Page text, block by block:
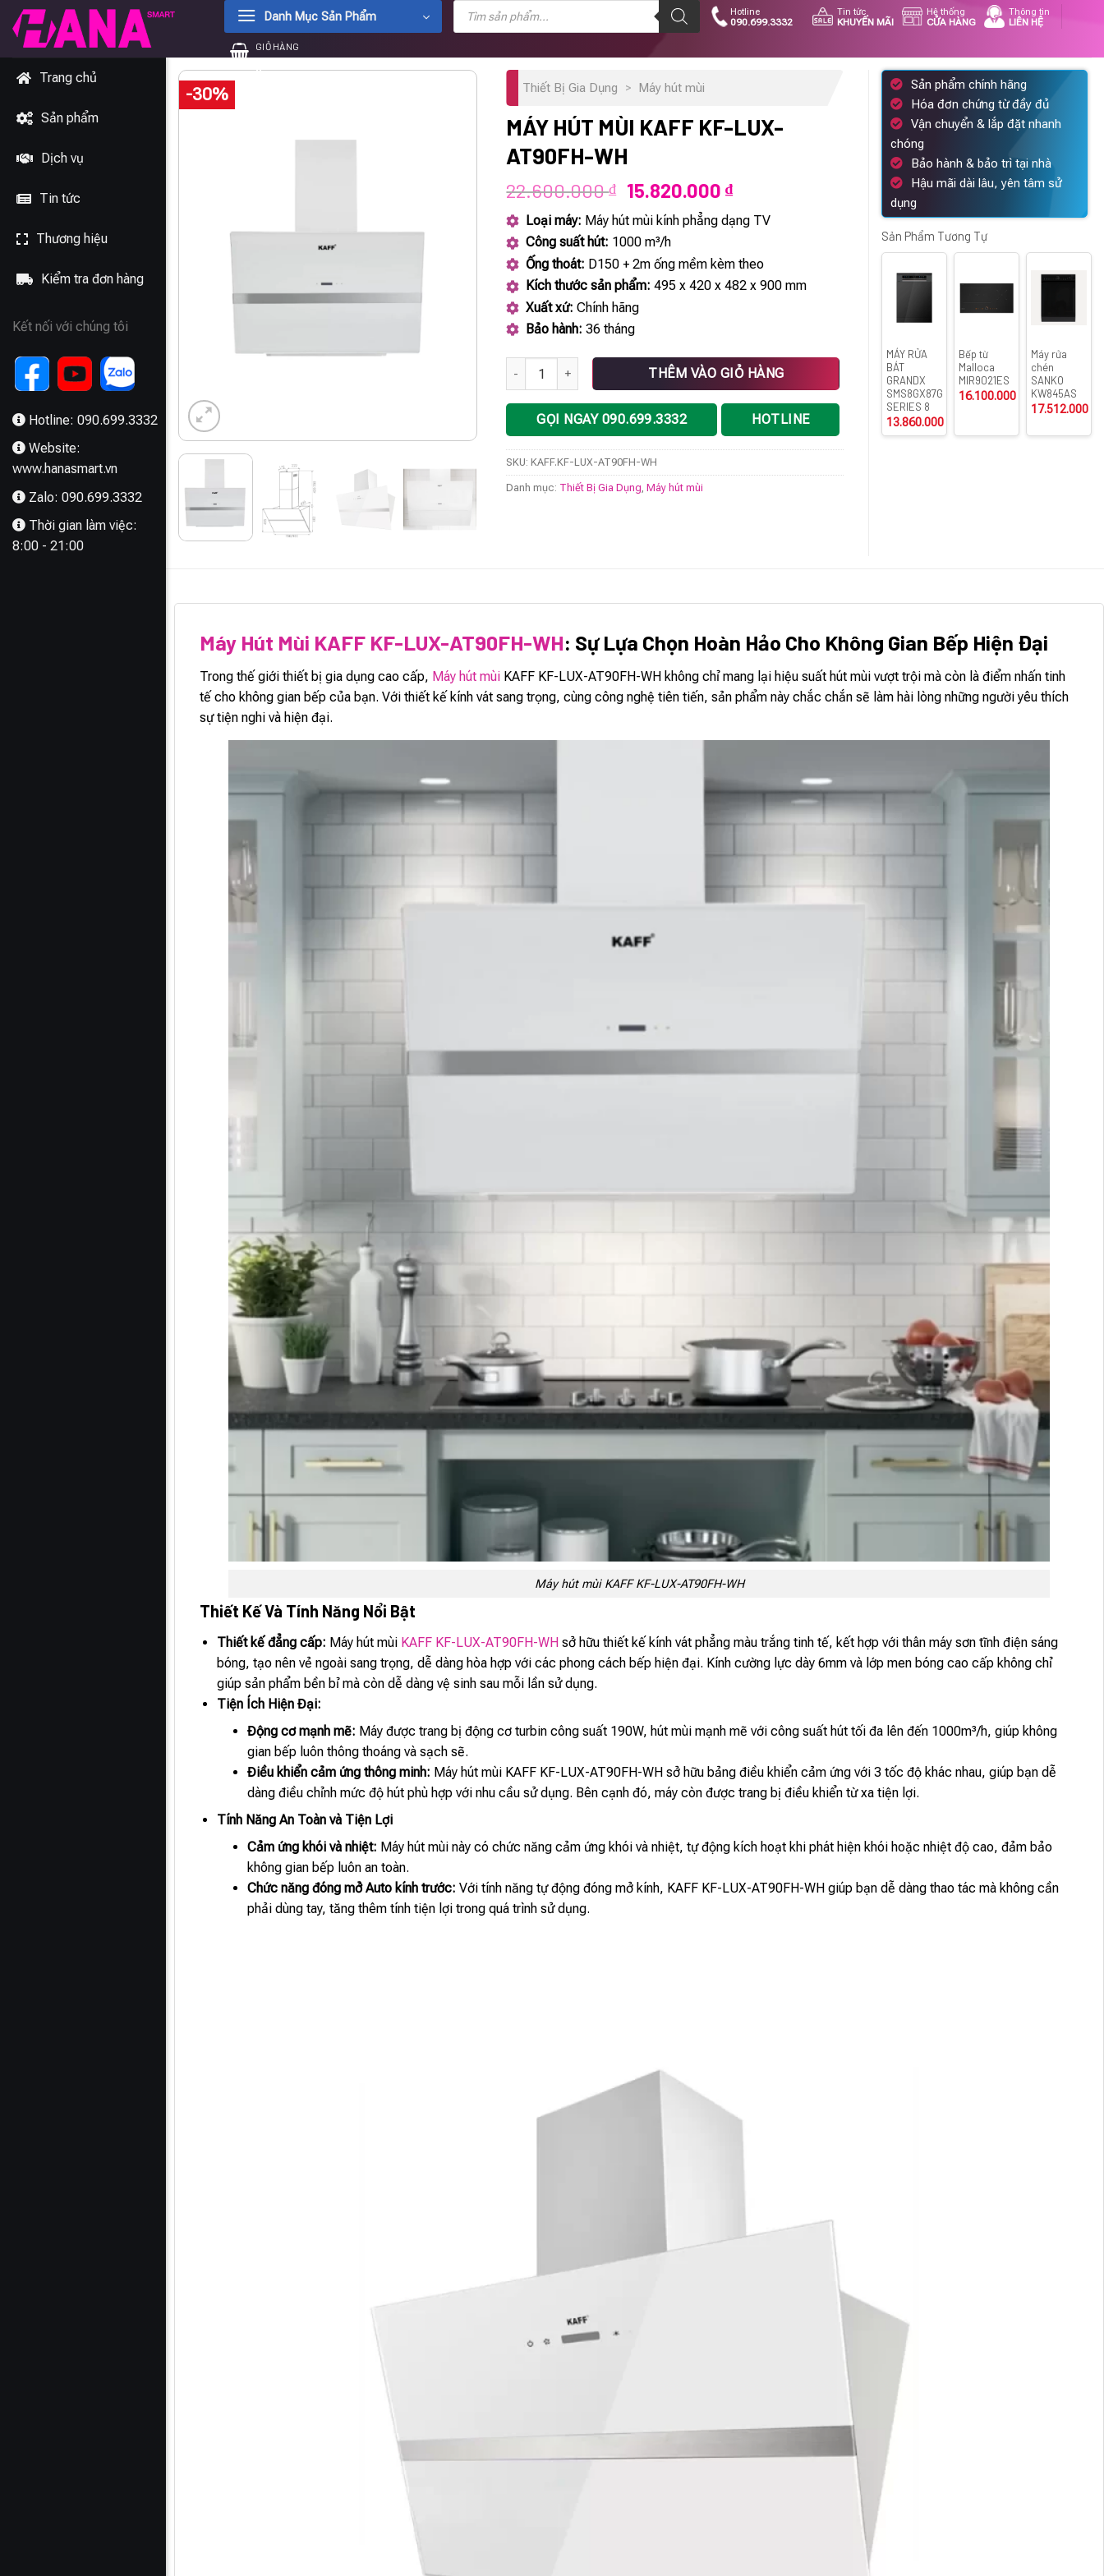
Chuyển
đến
dung
Danh Mục Sản Phẩm
Tìm
kiếm
phẩm
Hotline
090.699.3332
Tin tức
KHUYẾN MÃI
Hệ thống
CỬA HÀNG
Thông tin
LIÊN HỆ
GIỎ HÀNG
0₫
Trang chủ
Sản phẩm
Dịch vụ
Tin tức
Thương hiệu
Kiểm tra đơn hàng
Kết nối với chúng tôi
Hotline: 090.699.3332
Website:
www.hanasmart.vn
Zalo: 090.699.3332
Thời gian làm việc:
8:00 - 21:00
-30% Thiết Bị Gia Dụng > Máy hút mùi
MÁY HÚT MÙI KAFF KF-LUX-
AT90FH-WH
22.600.000₫
Giá
gốc
là:
22.600.000 ₫.
15.820.000 ₫Giá
hiện
tại
15.820.000 ₫.
Loại máy: Máy hút mùi kính phẳng dạng TV
Công suất hút: 1000 m³/h
Ống thoát: D150 + 2m ống mềm kèm theo
Kích thước sản phẩm:495 x 420 x 482 x 900 mm
Xuất xứ: Chính hãng
Bảo hành: 36 tháng
Máy hút mùi KAFF KF-LUX-AT90FH-WH số lượng
THÊM VÀO GIỎ HÀNG
GỌI NGAY 090.699.3332 HOTLINE
SKU:KAFF.KF-LUX-AT90FH-WH
Danh mục: Thiết Bị Gia Dụng,Máy hút mùi
Sản phẩm chính hãng
Hóa đơn chứng từ đầy đủ
Vận chuyển & lắp đặt nhanh
chóng
Bảo hành & bảo trì tại nhà
Hậu mãi dài lâu, yên tâm sử
dụng
Sản Phẩm Tương Tự
MÁY RỬA
BÁT
GRANDX
SMS8GX87G
SERIES 8
13.860.000
Bếp từ
Malloca
MIR9021ES
16.100.000
Máy rửa
chén
SANKO
KW845AS
17.512.000
Máy Hút Mùi KAFF KF-LUX-AT90FH-WH: Sự Lựa Chọn Hoàn Hảo Cho Không Gian Bếp Hiện Đại
Trong thế giới thiết bị gia dụng cao cấp, Máy hút mùi KAFF KF-LUX-AT90FH-WH không chỉ mang lại hiệu suất hút mùi vượt trội mà còn là điểm nhấn tinh
tế cho không gian bếp của bạn. Với thiết kế kính vát sang trọng, cùng công nghệ tiên tiến, sản phẩm này chắc chắn sẽ làm hài lòng những người yêu thích
sự tiện nghi và hiện đại.
Máy hút mùi KAFF KF-LUX-AT90FH-WH
Thiết Kế Và Tính Năng Nổi Bật
Thiết kế đẳng cấp: Máy hút mùi KAFF KF-LUX-AT90FH-WH sở hữu thiết kế kính vát phẳng màu trắng tinh tế, kết hợp với thân máy sơn tĩnh điện sáng
bóng, tạo nên vẻ ngoài sang trọng, dễ dàng hòa hợp với các phong cách bếp hiện đại. Kính cường lực dày 6mm và lớp men bóng cao cấp không chỉ
giúp sản phẩm bền bỉ mà còn dễ dàng vệ sinh sau mỗi lần sử dụng.
Tiện Ích Hiện Đại:
Động cơ mạnh mẽ: Máy được trang bị động cơ turbin công suất 190W, hút mùi mạnh mẽ với công suất hút tối đa lên đến 1000m³/h, giúp không
gian bếp luôn thông thoáng và sạch sẽ.
Điều khiển cảm ứng thông minh: Máy hút mùi KAFF KF-LUX-AT90FH-WH sở hữu bảng điều khiển cảm ứng với 3 tốc độ khác nhau, giúp bạn dễ
dàng điều chỉnh mức độ hút phù hợp với nhu cầu sử dụng. Bên cạnh đó, máy còn được trang bị điều khiển từ xa tiện lợi.
Tính Năng An Toàn và Tiện Lợi
Cảm ứng khói và nhiệt: Máy hút mùi này có chức năng cảm ứng khói và nhiệt, tự động kích hoạt khi phát hiện khói hoặc nhiệt độ cao, đảm bảo
không gian bếp luôn an toàn.
Chức năng đóng mở Auto kính trước: Với tính năng tự động đóng mở kính, KAFF KF-LUX-AT90FH-WH giúp bạn dễ dàng thao tác mà không cần
phải dùng tay, tăng thêm tính tiện lợi trong quá trình sử dụng.